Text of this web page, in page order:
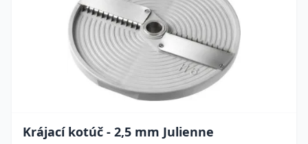
Krájací kotúč - 2,5 mm Julienne